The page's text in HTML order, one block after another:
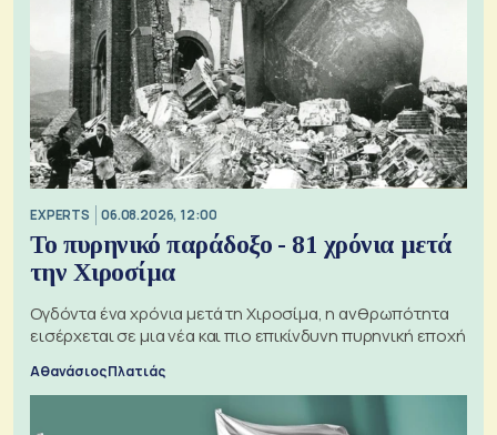
EXPERTS 06.08.2026, 12:00
Το πυρηνικό παράδοξο - 81 χρόνια μετά
την Χιροσίμα
Ογδόντα ένα χρόνια μετά τη Χιροσίμα, η ανθρωπότητα
εισέρχεται σε μια νέα και πιο επικίνδυνη πυρηνική εποχή
Αθανάσιος Πλατιάς